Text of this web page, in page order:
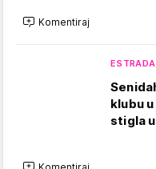
Komentiraj
ESTRADA
klubu
stigla